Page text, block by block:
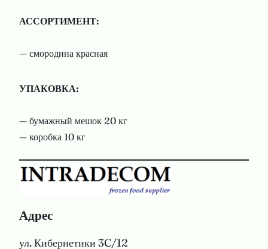
АССОРТИМЕНТ:
— смородина красная
УПАКОВКА:
— бумажный мешок 20 кг
— коробка 10 кг
Адрес
ул. Кибернетики 3C/12